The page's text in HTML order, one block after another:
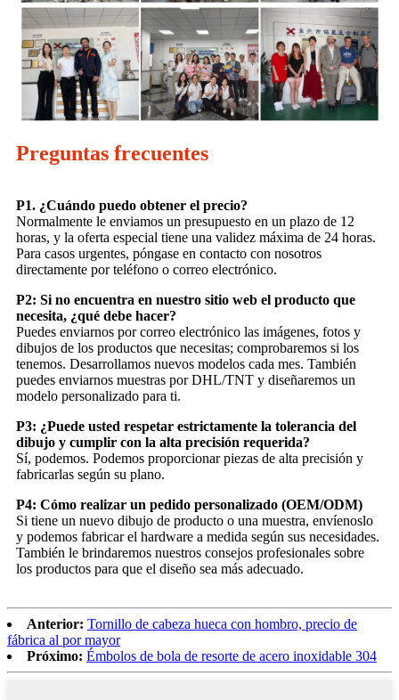
Preguntas frecuentes
P1. ¿Cuándo puedo obtener el precio?
Normalmente le enviamos un presupuesto en un plazo de 12
horas, y la oferta especial tiene una validez máxima de 24 horas.
Para casos urgentes, póngase en contacto con nosotros
directamente por teléfono o correo electrónico.
P2: Si no encuentra en nuestro sitio web el producto que
necesita, ¿qué debe hacer?
Puedes enviarnos por correo electrónico las imágenes, fotos y
dibujos de los productos que necesitas; comprobaremos si los
tenemos. Desarrollamos nuevos modelos cada mes. También
puedes enviarnos muestras por DHL/TNT y diseñaremos un
modelo personalizado para ti.
P3: ¿Puede usted respetar estrictamente la tolerancia del
dibujo y cumplir con la alta precisión requerida?
Sí, podemos. Podemos proporcionar piezas de alta precisión y
fabricarlas según su plano.
P4: Cómo realizar un pedido personalizado (OEM/ODM)
Si tiene un nuevo dibujo de producto o una muestra, envíenoslo
y podemos fabricar el hardware a medida según sus necesidades.
También le brindaremos nuestros consejos profesionales sobre
los productos para que el diseño sea más adecuado.
Anterior: Tornillo de cabeza hueca con hombro, precio de
fábrica al por mayor
Próximo: Émbolos de bola de resorte de acero inoxidable 304